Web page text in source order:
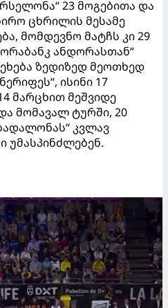
23 მოგებითა და
ცხრილის მესამე
მომდევნო მატჩს კი 29
ანდორასთან“
ზედიზედ მეოთხედ
ისინი 17
მარცხით მეშვიდე
მომავალ ტურში, 20
კვლავ
უმასპინძლებენ.